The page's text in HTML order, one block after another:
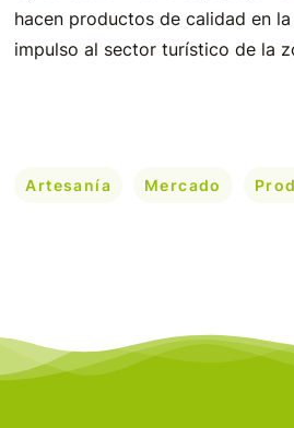
hacen productos de calidad en
impulso al sector turístico de la
Artesanía Mercado